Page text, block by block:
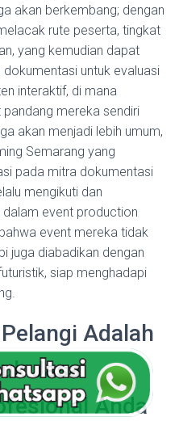
akan berkembang; dengan
rute peserta, tingkat
yang kemudian dapat
untuk evaluasi
interaktif, di mana
mereka sendiri
akan menjadi lebih umum,
Semarang yang
pada mitra dokumentasi
mengikuti dan
event production
event mereka tidak
juga diabadikan dengan
siap menghadapi
Adalah
Jasa
Anda